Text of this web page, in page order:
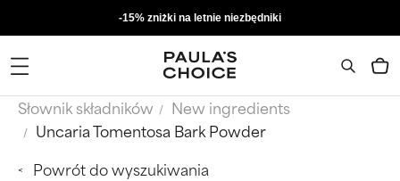
-15% zniżki na letnie niezbędniki
Słownik składników
New ingredients
Uncaria Tomentosa Bark Powder
Powrót do wyszukiwania